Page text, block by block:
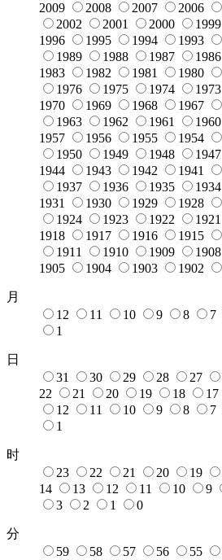
2009
2008 2007 2006
2002
2001 2000 1999
1996
1995 1994 1993
1989
1988 1987 1986
1983
1982 1981 1980
1976
1975 1974 1973
1970
1969 1968 1967
1963
1962 1961 1960
1957
1956 1955 1954
1950
1949 1948 1947
1944
1943 1942 1941
1937
1936 1935 1934
1931
1930 1929 1928
1924
1923 1922 1921
1918
1917 1916 1915
1911
1910 1909 1908
1905
1904 1903 1902
月
12
11 10 9 8 7
1
日
31
30 29 28 27
22
21 20 19 18 17
12
11 10 9 8 7
1
时
23
22 21 20 19
14
13 12 11 10 9
3
2 1 0
分
59
58 57 56 55